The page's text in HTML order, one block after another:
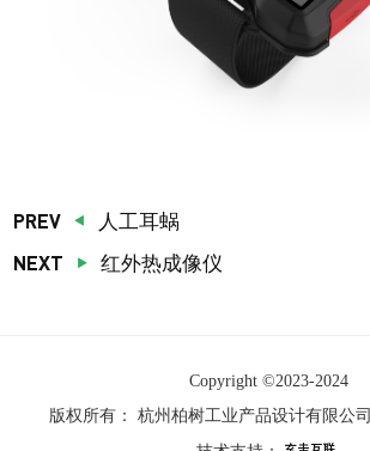
PREV 人工耳蜗
NEXT 红外热成像仪
Copyright ©2023-2024
版权所有：
杭州柏树工业产品设计有限公司